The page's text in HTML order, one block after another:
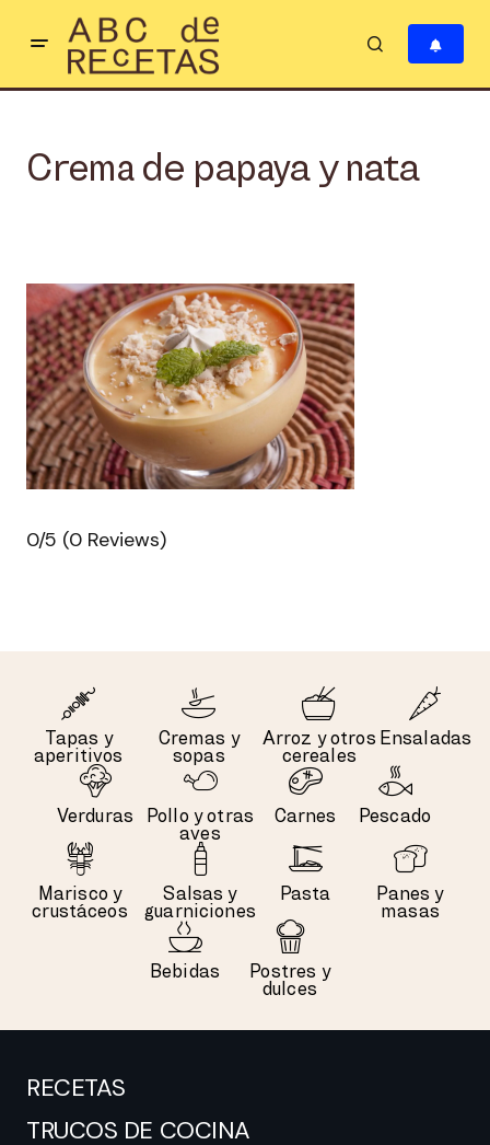
Crema de papaya y nata
0/5 (0 Reviews)
Tapas y
aperitivos
Cremas y
sopas
Arroz y otros
cereales
Ensaladas
Verduras
Pollo y otras
aves
Carnes Pescado
Marisco y
crustáceos
Salsas y
guarniciones
Pasta
Panes y
masas
Bebidas
Postres y
dulces
RECETAS
TRUCOS DE COCINA